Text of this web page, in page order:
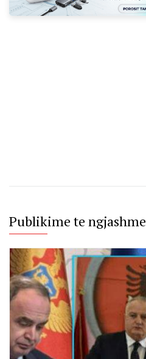
Publikime te ngjashme